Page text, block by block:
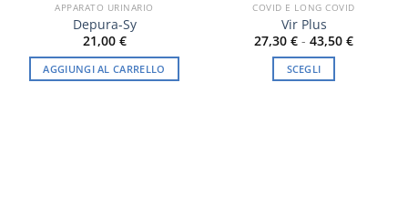
APPARATO URINARIO
Depura-Sy
21,00 €
AGGIUNGI AL CARRELLO
COVID E LONG COVID
Vir Plus
27,30 € - 43,50 €Fascia
di
SCEGLI